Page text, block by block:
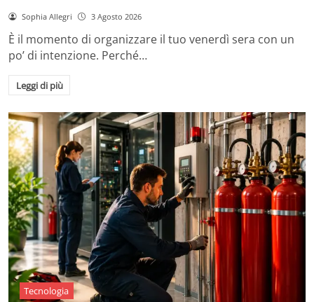
Sophia Allegri 3 Agosto 2026
È il momento di organizzare il tuo venerdì sera con un
po’ di intenzione. Perché…
Leggi di più
Tecnologia